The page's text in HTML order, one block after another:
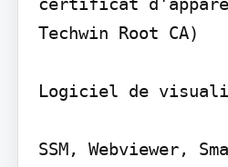
Techwin Root CA)
Logiciel de
SSM, Webviewer,